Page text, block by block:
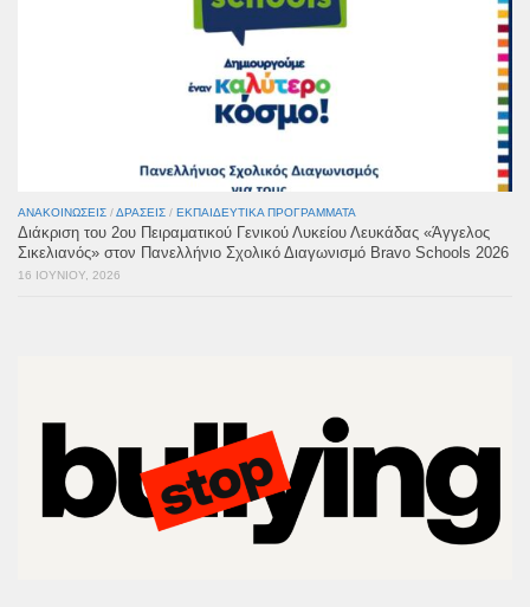
ΑΝΑΚΟΙΝΏΣΕΙΣ /ΔΡΆΣΕΙΣ / ΕΚΠΑΙΔΕΥΤΙΚΆ ΠΡΟΓΡΆΜΜΑΤΑ
Διάκριση του 2ου Πειραματικού Γενικού Λυκείου Λευκάδας «Άγγελος
Σικελιανός» στον Πανελλήνιο Σχολικό Διαγωνισμό Bravo Schools 2026
16 ΙΟΥΝΊΟΥ, 2026